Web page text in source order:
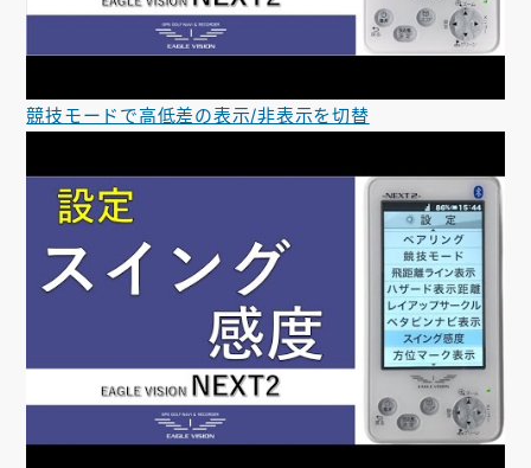
競技モードで高低差の表示/非表示を切替